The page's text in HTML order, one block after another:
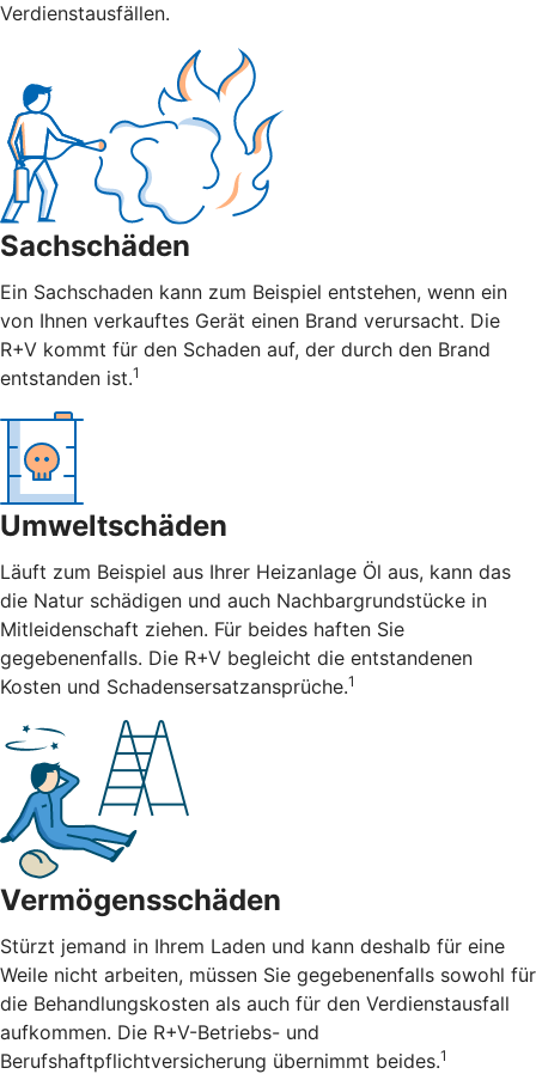
Verdienstausfällen.
Sachschäden
Ein Sachschaden kann zum Beispiel entstehen, wenn ein
von Ihnen verkauftes Gerät einen Brand verursacht. Die
R+V kommt für den Schaden auf, der durch den Brand
entstanden ist.1
Umweltschäden
Läuft zum Beispiel aus Ihrer Heizanlage Öl aus, kann das
die Natur schädigen und auch Nachbargrundstücke in
Mitleidenschaft ziehen. Für beides haften Sie
gegebenenfalls. Die R+V begleicht die entstandenen
Kosten und Schadensersatzansprüche.1
Vermögensschäden
Stürzt jemand in Ihrem Laden und kann deshalb für eine
Weile nicht arbeiten, müssen Sie gegebenenfalls sowohl für
die Behandlungskosten als auch für den Verdienstausfall
aufkommen. Die R+V-Betriebs- und
Berufshaftpflichtversicherung übernimmt beides.1